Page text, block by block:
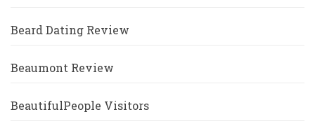
Beard Dating Review
Beaumont Review
BeautifulPeople Visitors